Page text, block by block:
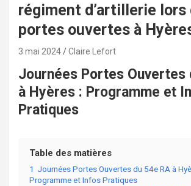
régiment d’artillerie lors
portes ouvertes à
3 mai 2024 Claire Lefort
Journées Portes Ouvertes
à Hyères : Programme et
Pratiques
Table des matières
1 Journées Portes Ouvertes du 54e RA à
Programme et Infos Pratiques